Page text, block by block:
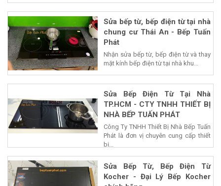
Sửa bếp từ, bếp điện từ tại nhà
chung cư Thái An - Bếp Tuấn
Phát
Nhận sửa bếp từ, bếp điện từ và thay
mặt kính bếp điện từ tại nhà khu...
Sửa Bếp Điện Từ Tại Nhà
TP.HCM - CTY TNHH THIẾT BỊ
NHÀ BẾP TUẤN PHÁT
Công Ty TNHH Thiết Bị Nhà Bếp Tuấn
Phát là đơn vị chuyên cung cấp thiết
bị...
Sửa Bếp Từ, Bếp Điện Từ
Kocher - Đại Lý Bếp Kocher